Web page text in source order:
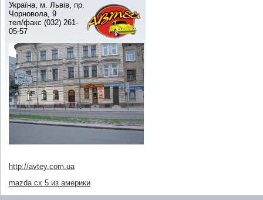
Україна, м. Львів, пр.
Чорновола, 9
тел/факс (032) 261-
05-57
http://avtey.com.ua
mazda cx 5 из америки